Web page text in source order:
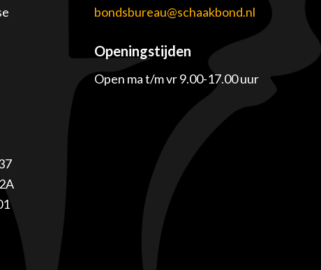
bondsbureau@schaakbond.nl
Openingstijden
Open ma t/m vr 9.00-17.00 uur